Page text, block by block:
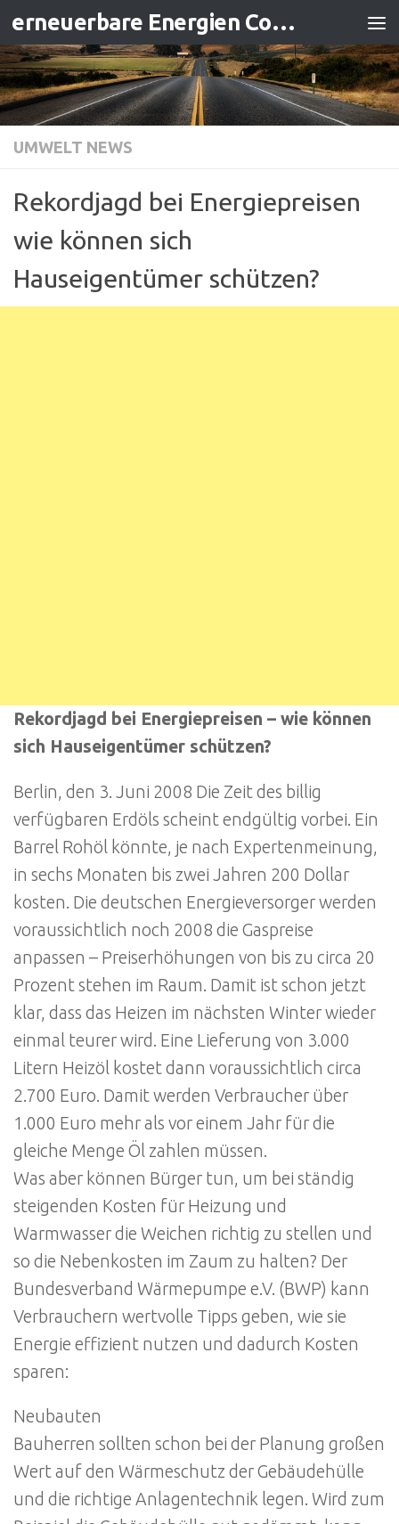
Zum Inhalt springen erneuerbare Energien Contracting
UMWELT NEWS
Rekordjagd bei Energiepreisen
wie können sich
Hauseigentümer schützen?
Rekordjagd bei Energiepreisen – wie können
sich Hauseigentümer schützen?
Berlin, den 3. Juni 2008 Die Zeit des billig
verfügbaren Erdöls scheint endgültig vorbei. Ein
Barrel Rohöl könnte, je nach Expertenmeinung,
in sechs Monaten bis zwei Jahren 200 Dollar
kosten. Die deutschen Energieversorger werden
voraussichtlich noch 2008 die Gaspreise
anpassen – Preiserhöhungen von bis zu circa 20
Prozent stehen im Raum. Damit ist schon jetzt
klar, dass das Heizen im nächsten Winter wieder
einmal teurer wird. Eine Lieferung von 3.000
Litern Heizöl kostet dann voraussichtlich circa
2.700 Euro. Damit werden Verbraucher über
1.000 Euro mehr als vor einem Jahr für die
gleiche Menge Öl zahlen müssen.
Was aber können Bürger tun, um bei ständig
steigenden Kosten für Heizung und
Warmwasser die Weichen richtig zu stellen und
so die Nebenkosten im Zaum zu halten? Der
Bundesverband Wärmepumpe e.V. (BWP) kann
Verbrauchern wertvolle Tipps geben, wie sie
Energie effizient nutzen und dadurch Kosten
sparen:
Neubauten
Bauherren sollten schon bei der Planung großen
Wert auf den Wärmeschutz der Gebäudehülle
und die richtige Anlagentechnik legen. Wird zum